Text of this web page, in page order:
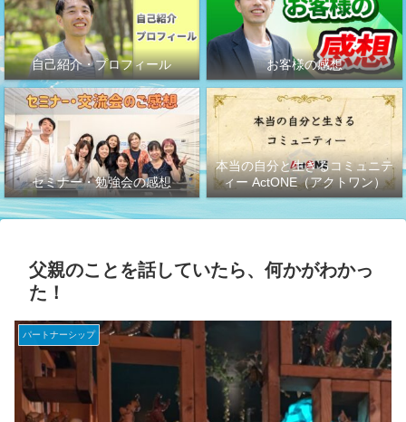
自己紹介・プロフィール お客様の感想
セミナー・勉強会の感想
本当の自分と生きるコミュニテ
ィー ActONE（アクトワン）
父親のことを話していたら、何かがわかっ
た！
パートナーシップ